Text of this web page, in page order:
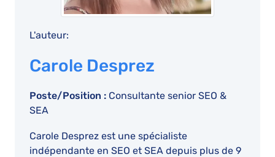
L'auteur:
Carole Desprez
Poste/Position : Consultante senior SEO &
SEA
Carole Desprez est une spécialiste
indépendante en SEO et SEA depuis plus de 9